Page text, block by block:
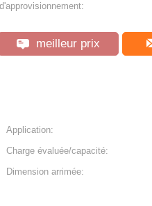
d'approvisionnement:
meilleur prix
Application:
Charge évaluée/capacité:
Dimension arrimée: